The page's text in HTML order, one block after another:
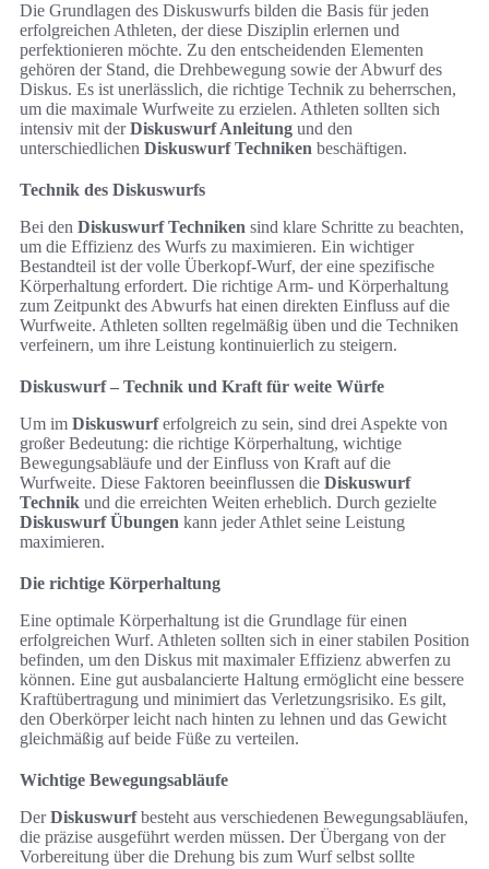
Die Grundlagen des Diskuswurfs bilden die Basis für jeden
erfolgreichen Athleten, der diese Disziplin erlernen und
perfektionieren möchte. Zu den entscheidenden Elementen
gehören der Stand, die Drehbewegung sowie der Abwurf des
Diskus. Es ist unerlässlich, die richtige Technik zu beherrschen,
um die maximale Wurfweite zu erzielen. Athleten sollten sich
intensiv mit derDiskuswurf Anleitung und den
unterschiedlichen Diskuswurf Techniken beschäftigen.
Technik des Diskuswurfs
Bei den Diskuswurf Techniken sind klare Schritte zu beachten,
um die Effizienz des Wurfs zu maximieren. Ein wichtiger
Bestandteil ist der volle Überkopf-Wurf, der eine spezifische
Körperhaltung erfordert. Die richtige Arm- und Körperhaltung
zum Zeitpunkt des Abwurfs hat einen direkten Einfluss auf die
Wurfweite. Athleten sollten regelmäßig üben und die Techniken
verfeinern, um ihre Leistung kontinuierlich zu steigern.
Diskuswurf – Technik und Kraft für weite Würfe
Um im Diskuswurferfolgreich zu sein, sind drei Aspekte von
großer Bedeutung: die richtige Körperhaltung, wichtige
Bewegungsabläufe und der Einfluss von Kraft auf die
Wurfweite. Diese Faktoren beeinflussen die Diskuswurf
Technik und die erreichten Weiten erheblich. Durch gezielte
Diskuswurf Übungen kann jeder Athlet seine Leistung
maximieren.
Die richtige Körperhaltung
Eine optimale Körperhaltung ist die Grundlage für einen
erfolgreichen Wurf. Athleten sollten sich in einer stabilen Position
befinden, um den Diskus mit maximaler Effizienz abwerfen zu
können. Eine gut ausbalancierte Haltung ermöglicht eine bessere
Kraftübertragung und minimiert das Verletzungsrisiko. Es gilt,
den Oberkörper leicht nach hinten zu lehnen und das Gewicht
gleichmäßig auf beide Füße zu verteilen.
Wichtige Bewegungsabläufe
DerDiskuswurfbesteht aus verschiedenen Bewegungsabläufen,
die präzise ausgeführt werden müssen. Der Übergang von der
Vorbereitung über die Drehung bis zum Wurf selbst sollte